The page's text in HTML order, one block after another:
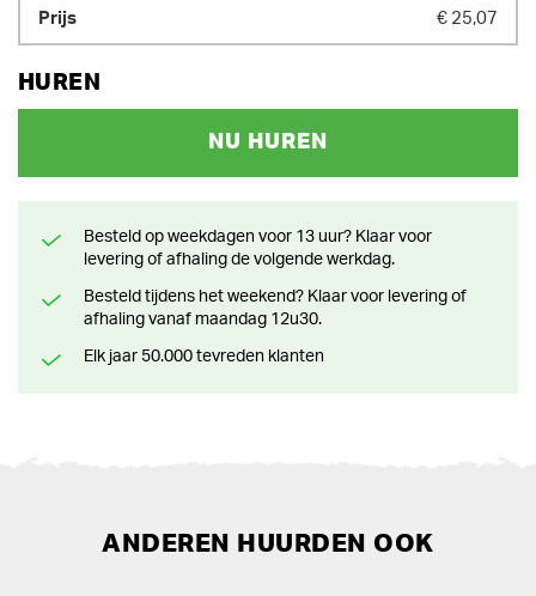
€ 25,07
HUREN
NU HUREN
Besteld op weekdagen voor 13 uur? Klaar voor
levering of afhaling de volgende werkdag.
Besteld tijdens het weekend? Klaar voor levering of
afhaling vanaf maandag 12u30.
Elk jaar 50.000 tevreden klanten
ANDEREN HUURDEN OOK